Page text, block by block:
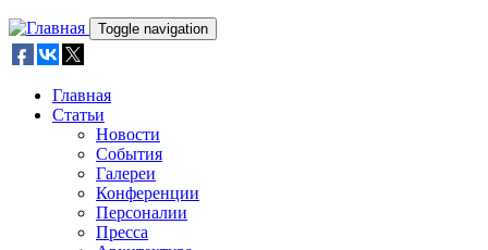
Toggle navigation
Главная
Статьи
Новости
События
Галереи
Конференции
Персоналии
Пресса